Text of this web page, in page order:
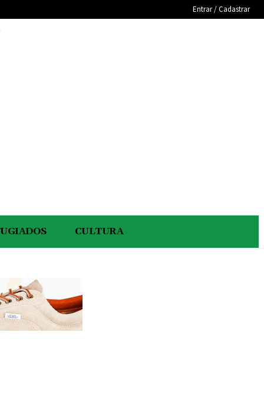
Entrar / Cadastrar
CULTURA